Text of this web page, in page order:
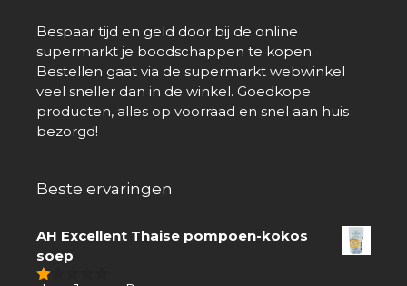
Bespaar tijd en geld door bij de online
supermarkt je boodschappen te kopen.
Bestellen gaat via de supermarkt webwinkel
veel sneller dan in de winkel. Goedkope
producten, alles op voorraad en snel aan huis
bezorgd!
Beste ervaringen
AH Excellent Thaise pompoen-kokos
soep